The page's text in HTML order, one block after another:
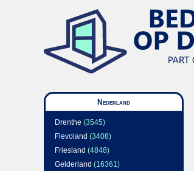
Nederland
Drenthe (3545)
Flevoland (3408)
Friesland (4848)
Gelderland (16361)